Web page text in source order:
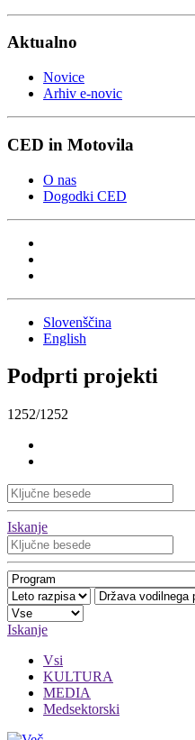
Aktualno
Novice
Arhiv e-novic
CED in Motovila
O nas
Dogodki CED
Slovenščina
English
Podprti projekti
1252/1252
Iskanje
Iskanje
Vsi
KULTURA
MEDIA
Medsektorski